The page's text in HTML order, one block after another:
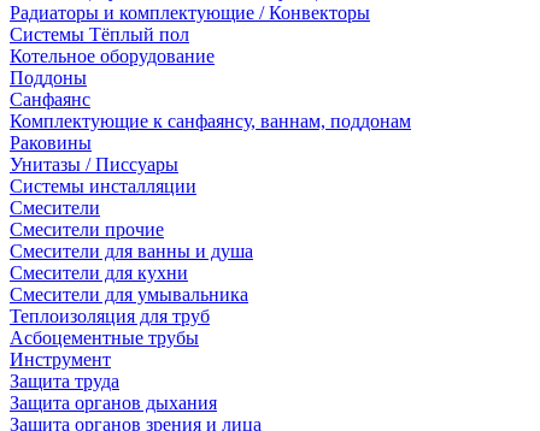
Радиаторы и комплектующие / Конвекторы
Системы Тёплый пол
Котельное оборудование
Поддоны
Санфаянс
Комплектующие к санфаянсу, ваннам, поддонам
Раковины
Унитазы / Писсуары
Системы инсталляции
Смесители
Смесители прочие
Смесители для ванны и душа
Смесители для кухни
Смесители для умывальника
Теплоизоляция для труб
Асбоцементные трубы
Инструмент
Защита труда
Защита органов дыхания
Защита органов зрения и лица